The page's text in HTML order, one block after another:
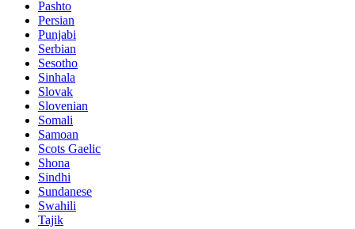
Pashto
Persian
Punjabi
Serbian
Sesotho
Sinhala
Slovak
Slovenian
Somali
Samoan
Scots Gaelic
Shona
Sindhi
Sundanese
Swahili
Tajik